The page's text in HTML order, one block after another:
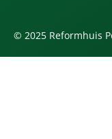
© 2025 Reformhuis